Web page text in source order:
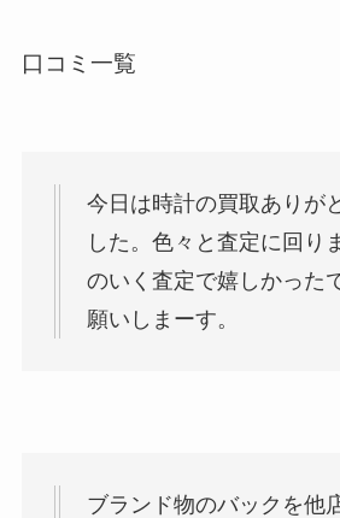
口コミ一覧
今日は時計の買取ありが
した。色々と査定に回り
のいく査定で嬉しかった
願いしまーす。
ブランド物のバックを他